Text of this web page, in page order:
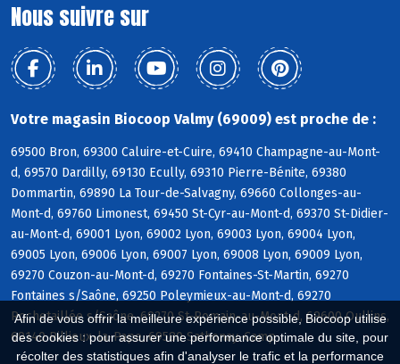
Afin de vous offrir la meilleure expérience possible, Biocoop utilise
des cookies : pour assurer une performance optimale du site, pour
récolter des statistiques afin d'analyser le trafic et la performance
Nous suivre sur
Votre magasin Biocoop Valmy (69009) est proche de :
69500 Bron, 69300 Caluire-et-Cuire, 69410 Champagne-au-Mont-
d, 69570 Dardilly, 69130 Ecully, 69310 Pierre-Bénite, 69380
Dommartin, 69890 La Tour-de-Salvagny, 69660 Collonges-au-
Mont-d, 69760 Limonest, 69450 St-Cyr-au-Mont-d, 69370 St-Didier-
au-Mont-d, 69001 Lyon, 69002 Lyon, 69003 Lyon, 69004 Lyon,
69005 Lyon, 69006 Lyon, 69007 Lyon, 69008 Lyon, 69009 Lyon,
69270 Couzon-au-Mont-d, 69270 Fontaines-St-Martin, 69270
Fontaines s/Saône, 69250 Poleymieux-au-Mont-d, 69270
Rochetaillée s/Saône, 69270 St-Romain-au-Mont-d, 69600 Oullins,
69140 Rillieux-la-Pape, 69580 Sathonay-Camp